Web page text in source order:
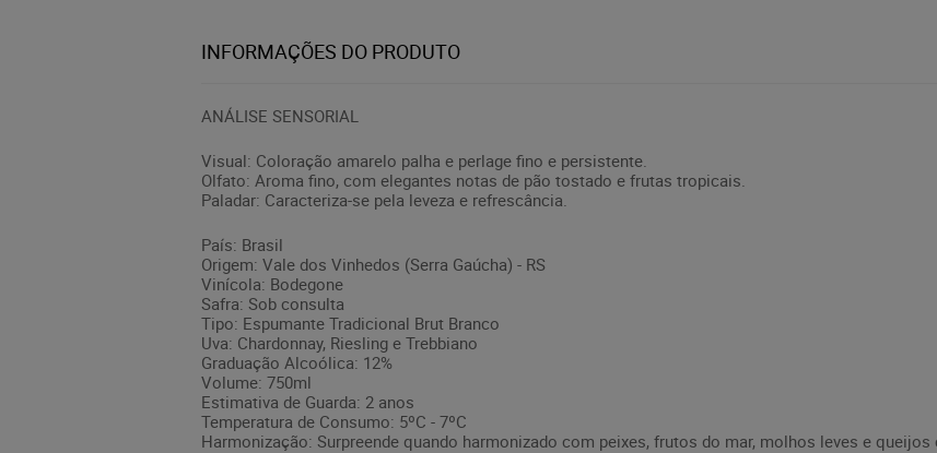
INFORMAÇÕES DO PRODUTO
ANÁLISE SENSORIAL
Visual: Coloração amarelo palha e perlage fino e persistente.
Olfato: Aroma fino, com elegantes notas de pão tostado e frutas tropicais.
Paladar: Caracteriza-se pela leveza e refrescância.
País: Brasil
Origem: Vale dos Vinhedos (Serra Gaúcha) - RS
Vinícola: Bodegone
Safra: Sob consulta
Tipo: Espumante Tradicional Brut Branco
Uva: Chardonnay, Riesling e Trebbiano
Graduação Alcoólica: 12%
Volume: 750ml
Estimativa de Guarda: 2 anos
Temperatura de Consumo: 5ºC - 7ºC
Harmonização: Surpreende quando harmonizado com peixes, frutos do mar, molhos leves e queijos